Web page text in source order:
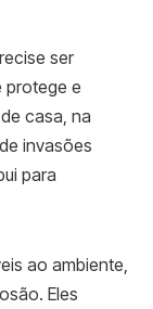
ser
protege e
casa, na
invasões
para
ao ambiente,
Eles